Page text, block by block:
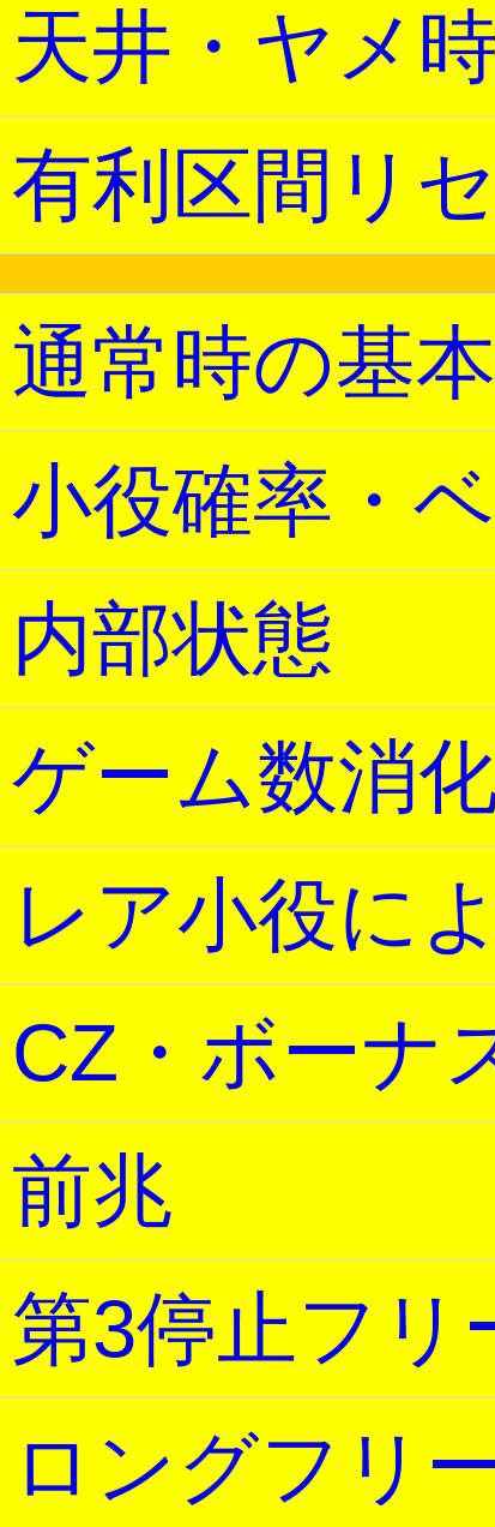
天井・ヤメ時
有利区間リ
通常時の基
小役確率・
内部状態
ゲーム数消
レア小役に
CZ・ボーナ
前兆
第3停止フリ
ロングフリ